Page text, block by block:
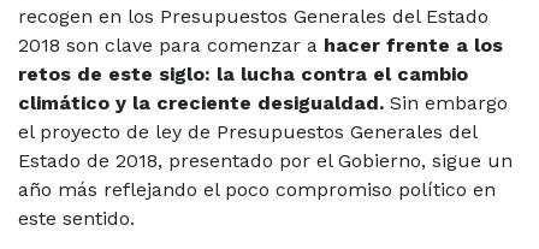
recogen en los Presupuestos Generales del Estado
2018 son clave para comenzar a hacer frente a los
retos de este siglo: la lucha contra el cambio
climático y la creciente desigualdad. Sin embargo
el proyecto de ley de Presupuestos Generales del
Estado de 2018, presentado por el Gobierno, sigue un
año más reflejando el poco compromiso político en
este sentido.